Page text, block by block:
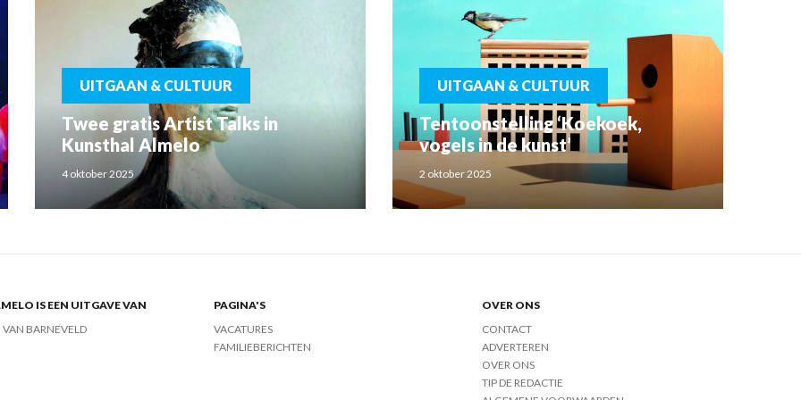
UITGAAN & CULTUUR
Twee gratis Artist Talks in
Kunsthal Almelo
4 oktober 2025
UITGAAN & CULTUUR
Tentoonstelling ‘Koekoek,
vogels in de kunst’
2 oktober 2025
IS EEN UITGAVE VAN
VAN BARNEVELD
PAGINA'S
VACATURES
FAMILIEBERICHTEN
OVER ONS
CONTACT
ADVERTEREN
OVER ONS
TIP DE REDACTIE